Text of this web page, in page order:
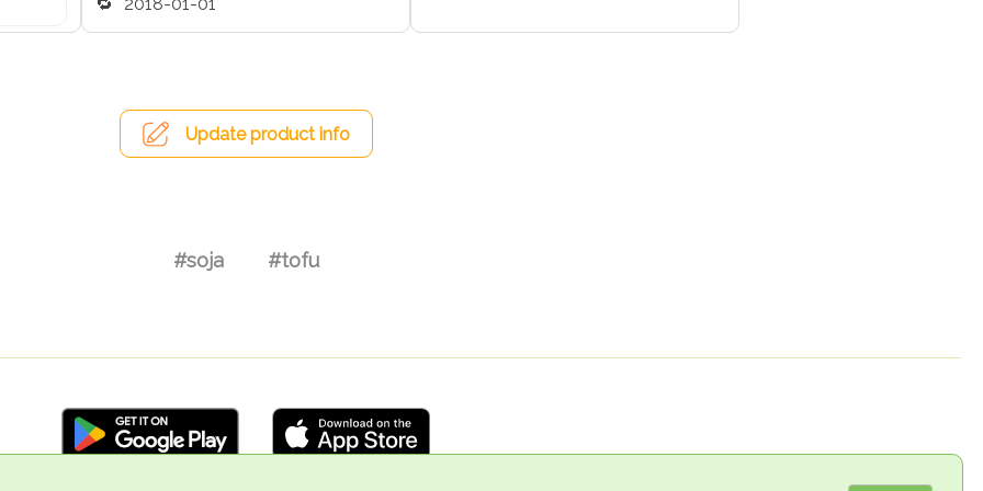
2018-01-01
Update product info
#soja #tofu